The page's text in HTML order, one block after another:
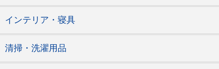
インテリア・寝具
清掃・洗濯用品